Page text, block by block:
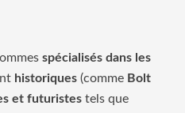
spécialisés dans les
historiques (comme Bolt
et futuristes tels que